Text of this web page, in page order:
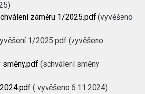
záměru 1/2025.pdf (vyvěšeno
1/2025.pdf (vyvěšeno
směny.pdf (schválení směny
( vyvěšeno 6.11.2024)